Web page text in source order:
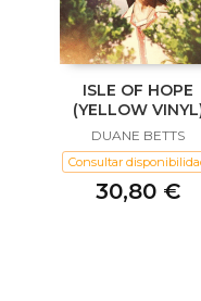
ISLE OF HOPE
(YELLOW
DUANE BETTS
Consultar
30,80 €